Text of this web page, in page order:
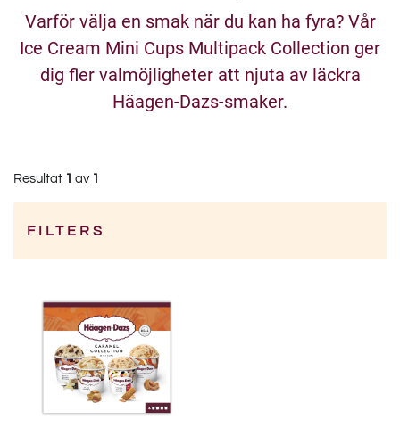
Varför välja en smak när du kan ha fyra? Vår
Ice Cream Mini Cups Multipack Collection ger
dig fler valmöjligheter att njuta av läckra
Häagen-Dazs-smaker.
Resultat 1 av 1
FILTERS